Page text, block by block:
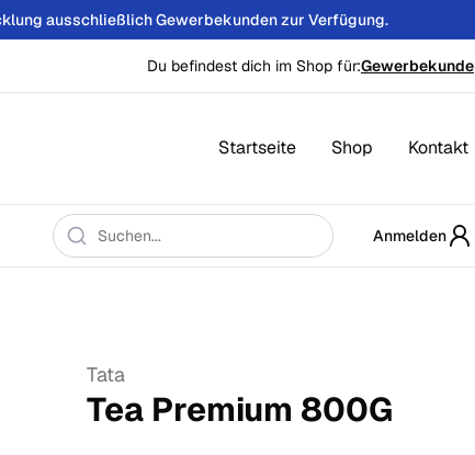
ausschließlich Gewerbekunden zur Verfügung.
Du befindest dich im Shop für:Gewerbekunde
Startseite Shop Kontakt
Anmelden
Tata
Tea Premium 800G